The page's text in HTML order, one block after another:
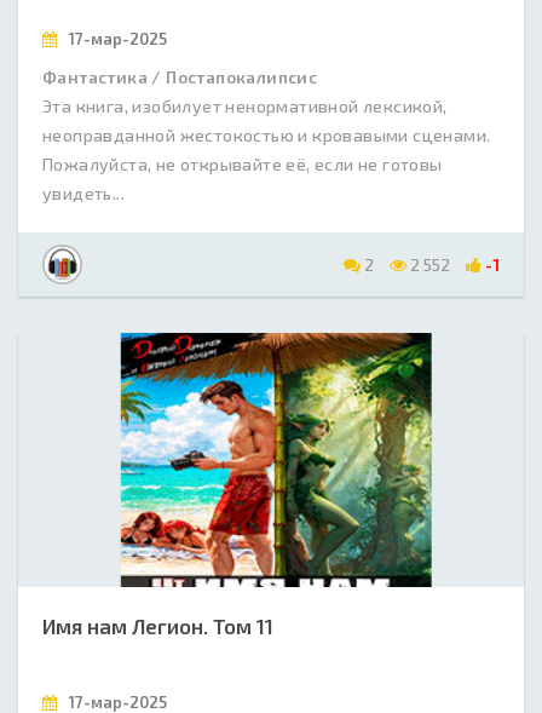
17-мар-2025
Фантастика / Постапокалипсис
Эта книга, изобилует ненормативной лексикой,
неоправданной жестокостью и кровавыми сценами.
Пожалуйста, не открывайте её, если не готовы
увидеть...
2 2 552 -1
Имя нам Легион. Том 11
17-мар-2025